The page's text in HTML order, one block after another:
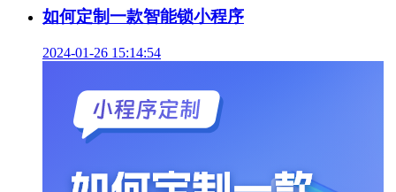
如何定制一款智能锁小程序
2024-01-26 15:14:54